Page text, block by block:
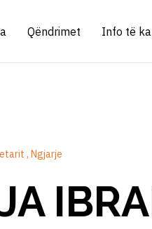
Qëndrimet Info të
Ngjarje